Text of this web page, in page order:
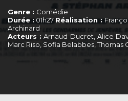
Genre : Comédie
Durée : 01h27 Réalisation :
Archinard
Acteurs : Arnaud Ducret, Alice
Marc Riso, Sofia Belabbes, Thomas